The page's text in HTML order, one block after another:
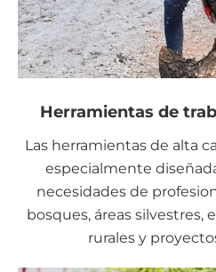
Herramientas de
Las herramientas de alta
especialmente
necesidades de
bosques, áreas silvestres,
rurales y